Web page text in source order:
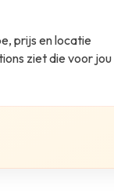
prijs en locatie
ziet die voor jou